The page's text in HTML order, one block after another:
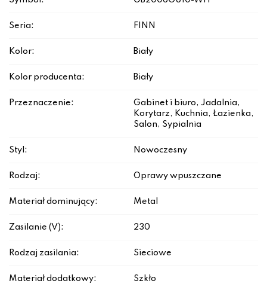
Seria: FINN
Kolor: Biały
Kolor producenta: Biały
Przeznaczenie:
Gabinet i biuro, Jadalnia,
Korytarz, Kuchnia, Łazienka,
Salon, Sypialnia
Styl: Nowoczesny
Rodzaj: Oprawy wpuszczane
Materiał dominujący: Metal
Zasilanie (V): 230
Rodzaj zasilania: Sieciowe
Materiał dodatkowy: Szkło